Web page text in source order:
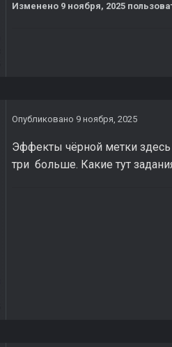
Изменено 9 ноября, 2025
Опубликовано 9 ноября, 2025
Эффекты чёрной метки здесь
три больше. Какие тут